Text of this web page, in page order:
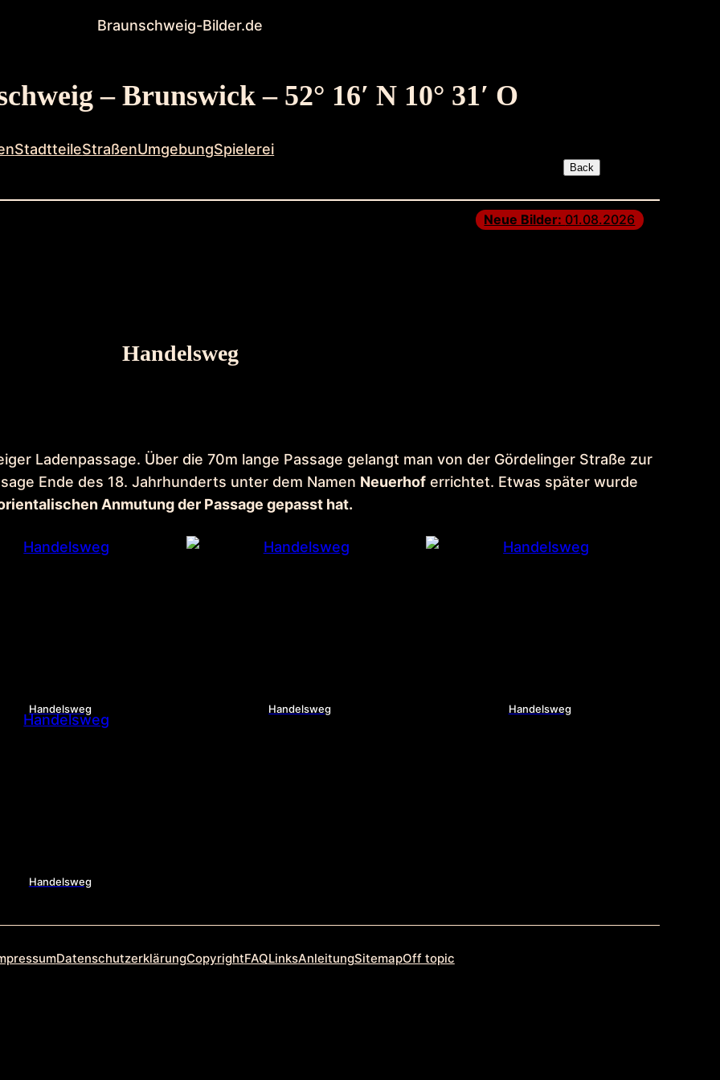
Braunschweig-Bilder.de
– Brunswick – 52° 16′ N 10° 31′ O
StadtteileStraßenUmgebungSpielerei
Neue Bilder: 01.08.2026
Handelsweg
Ladenpassage. Über die 70m lange Passage gelangt man von der Gördelinger Straße zur
Ende des 18. Jahrhunderts unter dem Namen Neuerhof errichtet. Etwas später wurde
Anmutung der Passage gepasst hat.
Handelsweg Handelsweg Handelsweg
Handelsweg
DatenschutzerklärungCopyrightFAQLinksAnleitungSitemapOff topic